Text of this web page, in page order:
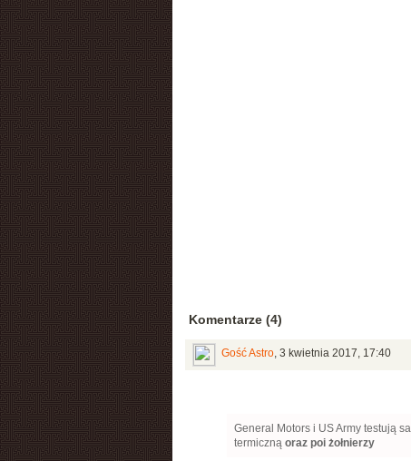
Komentarze (4)
Gość Astro, 3 kwietnia 2017, 17:40
General Motors i US Army testują
termiczną oraz poi żołnierzy